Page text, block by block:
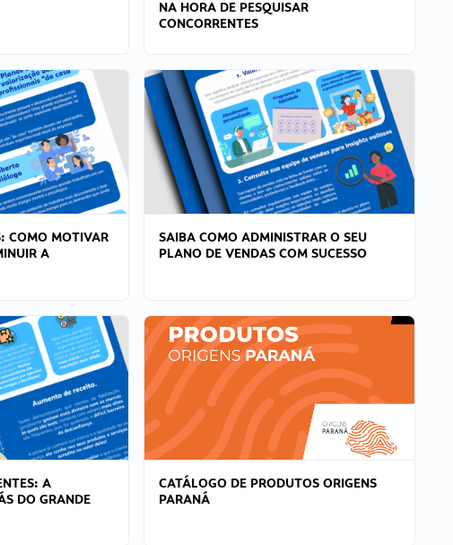
NA HORA DE PESQUISAR
CONCORRENTES
COMO MOTIVAR
A
SAIBA COMO ADMINISTRAR O SEU
PLANO DE VENDAS COM SUCESSO
A
DO GRANDE
CATÁLOGO DE PRODUTOS ORIGENS
PARANÁ